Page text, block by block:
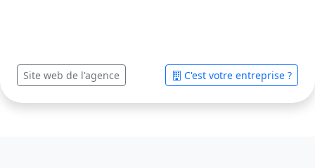
Site web de l'agence C'est votre entreprise ?